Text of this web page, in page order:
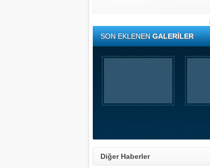
SON EKLENENGALERİLER
Diğer Haberler